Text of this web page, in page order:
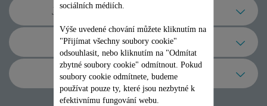
Jak lépe používat můj výrobek
Jaký je nejlepší způsob oholení podpaží
epilátorem?
Podpaží je pro odstraňování chloupků citlivou oblastí,
protože kůže je zde jemná a citlivá (často zde lze po
odstranění chloupků vidět červené tečky) a protože je
Mohu použít epilátor k odstraňování
chloupků na obličeji?
Technická podpora
Co mám dělat, když je napájecí kabel
zařízení poškozen?
Jiné otázky
sociálních médiích.
Výše uvedené chování můžete kliknutím na
"Přijímat všechny soubory cookie"
odsouhlasit, nebo kliknutím na "Odmítat
zbytné soubory cookie" odmítnout. Pokud
soubory cookie odmítnete, budeme
používat pouze ty, které jsou nezbytné k
efektivnímu fungování webu.